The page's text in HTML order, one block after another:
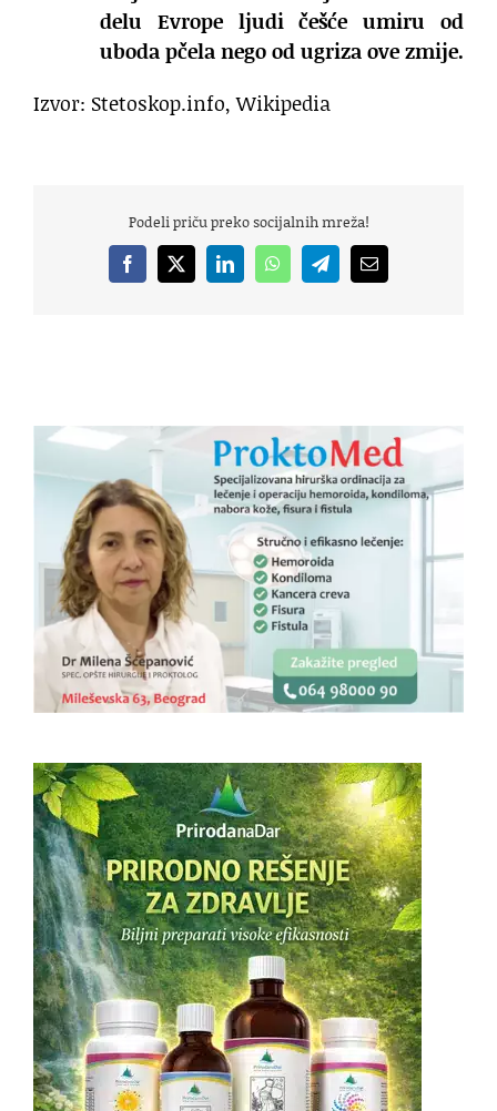
delu Evrope ljudi češće umiru od
uboda pčela nego od ugriza ove zmije.
Izvor: Stetoskop.info, Wikipedia
Podeli priču preko socijalnih mreža!
Facebook
X LinkedInWhatsAppTelegramEmail